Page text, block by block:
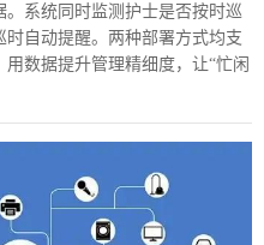
系统同时监测护士是否按时巡
自动提醒。两种部署方式均支
数据提升管理精细度，让“忙闲